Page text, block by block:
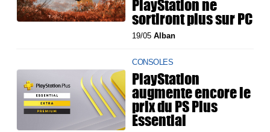
PlayStation ne
sortiront plus sur PC
19/05Alban
CONSOLES
PlayStation
augmente encore le
prix du PS Plus
Essential